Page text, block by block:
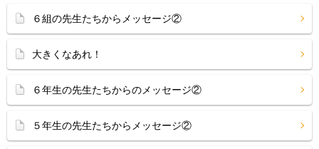
６組の先生たちからメッセージ②
大きくなあれ！
６年生の先生たちからのメッセージ②
５年生の先生たちからメッセージ②